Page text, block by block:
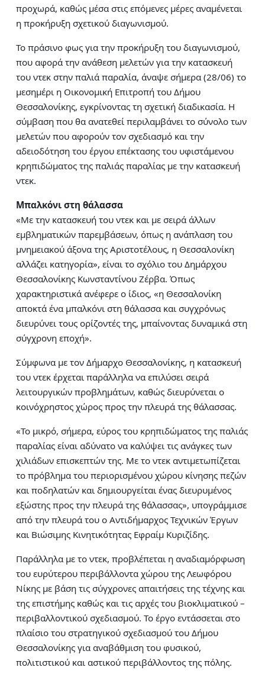
προχωρά, καθώς μέσα στις επόμενες μέρες αναμένεται
η προκήρυξη σχετικού διαγωνισμού.
Το πράσινο φως για την προκήρυξη του διαγωνισμού,
που αφορά την ανάθεση μελετών για την κατασκευή
του ντεκ στην παλιά παραλία, άναψε σήμερα (28/06) το
μεσημέρι η Οικονομική Επιτροπή του Δήμου
Θεσσαλονίκης, εγκρίνοντας τη σχετική διαδικασία. Η
σύμβαση που θα ανατεθεί περιλαμβάνει το σύνολο των
μελετών που αφορούν τον σχεδιασμό και την
αδειοδότηση του έργου επέκτασης του υφιστάμενου
κρηπιδώματος της παλιάς παραλίας με την κατασκευή
ντεκ.
Μπαλκόνι στη θάλασσα
«Με την κατασκευή του ντεκ και με σειρά άλλων
εμβληματικών παρεμβάσεων, όπως η ανάπλαση του
μνημειακού άξονα της Αριστοτέλους, η Θεσσαλονίκη
αλλάζει κατηγορία», είναι το σχόλιο του Δημάρχου
Θεσσαλονίκης Κωνσταντίνου Ζέρβα. Όπως
χαρακτηριστικά ανέφερε ο ίδιος, «η Θεσσαλονίκη
αποκτά ένα μπαλκόνι στη θάλασσα και συγχρόνως
διευρύνει τους ορίζοντές της, μπαίνοντας δυναμικά στη
σύγχρονη εποχή».
Σύμφωνα με τον Δήμαρχο Θεσσαλονίκης, η κατασκευή
του ντεκ έρχεται παράλληλα να επιλύσει σειρά
λειτουργικών προβλημάτων, καθώς διευρύνεται ο
κοινόχρηστος χώρος προς την πλευρά της θάλασσας.
«Το μικρό, σήμερα, εύρος του κρηπιδώματος της παλιάς
παραλίας είναι αδύνατο να καλύψει τις ανάγκες των
χιλιάδων επισκεπτών της. Με το ντεκ αντιμετωπίζεται
το πρόβλημα του περιορισμένου χώρου κίνησης πεζών
και ποδηλατών και δημιουργείται ένας διευρυμένος
εξώστης προς την πλευρά της θάλασσας», υπογράμμισε
από την πλευρά του ο Αντιδήμαρχος Τεχνικών Έργων
και Βιώσιμης Κινητικότητας Εφραίμ Κυριζίδης.
Παράλληλα με το ντεκ, προβλέπεται η αναδιαμόρφωση
του ευρύτερου περιβάλλοντα χώρου της Λεωφόρου
Νίκης με βάση τις σύγχρονες απαιτήσεις της τέχνης και
της επιστήμης καθώς και τις αρχές του βιοκλιματικού –
περιβαλλοντικού σχεδιασμού. Το έργο εντάσσεται στο
πλαίσιο του στρατηγικού σχεδιασμού του Δήμου
Θεσσαλονίκης για αναβάθμιση του φυσικού,
πολιτιστικού και αστικού περιβάλλοντος της πόλης.